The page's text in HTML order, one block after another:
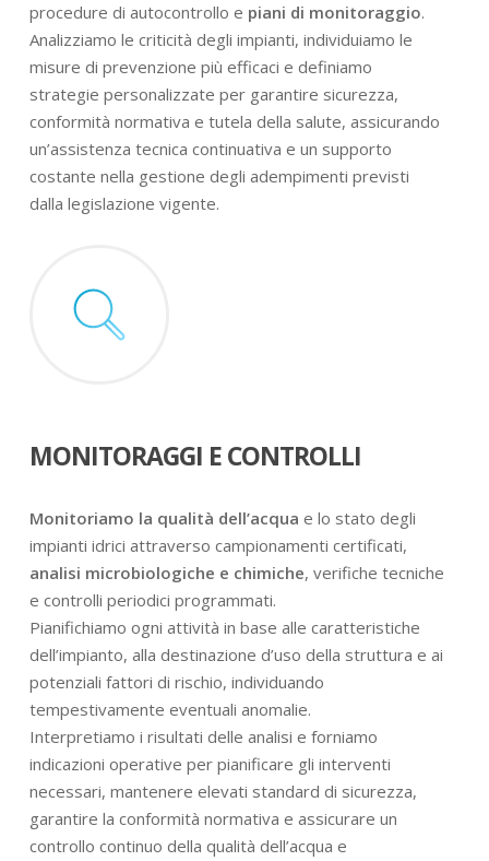
procedure di autocontrollo e piani di monitoraggio.
Analizziamo le criticità degli impianti, individuiamo le
misure di prevenzione più efficaci e definiamo
strategie personalizzate per garantire sicurezza,
conformità normativa e tutela della salute, assicurando
un’assistenza tecnica continuativa e un supporto
costante nella gestione degli adempimenti previsti
dalla legislazione vigente.
MONITORAGGI E CONTROLLI
Monitoriamo la qualità dell’acqua e lo stato degli
impianti idrici attraverso campionamenti certificati,
analisi microbiologiche e chimiche, verifiche tecniche
e controlli periodici programmati.
Pianifichiamo ogni attività in base alle caratteristiche
dell’impianto, alla destinazione d’uso della struttura e ai
potenziali fattori di rischio, individuando
tempestivamente eventuali anomalie.
Interpretiamo i risultati delle analisi e forniamo
indicazioni operative per pianificare gli interventi
necessari, mantenere elevati standard di sicurezza,
garantire la conformità normativa e assicurare un
controllo continuo della qualità dell’acqua e